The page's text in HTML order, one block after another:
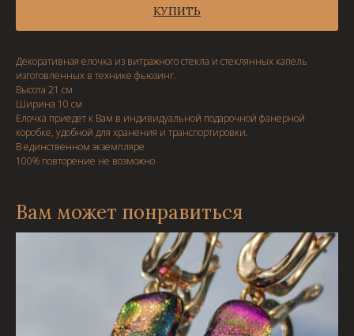
КУПИТЬ
Декоративная елочка из витражного стекла и стеклянных капель
изготовленных в технике фьюзинг.
Высота 21 см
Ширина 10 см
Елочка приедет к Вам в индивидуальной подарочной фанерной
коробке, удобной для хранения и транспортировки.
В единственном экземпляре
100% повторение не возможно
Вам может понравиться